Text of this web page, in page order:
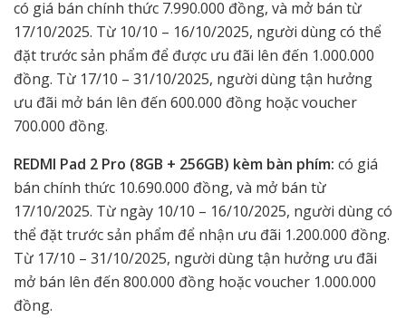
có giá bán chính thức 7.990.000 đồng, và mở bán từ
17/10/2025. Từ 10/10 – 16/10/2025, người dùng có thể
đặt trước sản phẩm để được ưu đãi lên đến 1.000.000
đồng. Từ 17/10 – 31/10/2025, người dùng tận hưởng
ưu đãi mở bán lên đến 600.000 đồng hoặc voucher
700.000 đồng.
REDMI Pad 2 Pro (8GB + 256GB) kèm bàn phím: có giá
bán chính thức 10.690.000 đồng, và mở bán từ
17/10/2025. Từ ngày 10/10 – 16/10/2025, người dùng có
thể đặt trước sản phẩm để nhận ưu đãi 1.200.000 đồng.
Từ 17/10 – 31/10/2025, người dùng tận hưởng ưu đãi
mở bán lên đến 800.000 đồng hoặc voucher 1.000.000
đồng.